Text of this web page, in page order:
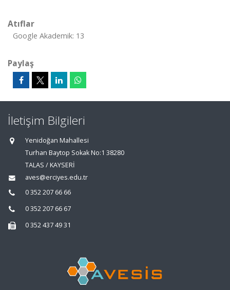
Atıflar
Google Akademik: 13
Paylaş
İletişim Bilgileri
Yenidoğan Mahallesi
Turhan Baytop Sokak No:1 38280
TALAS / KAYSERİ
aves@erciyes.edu.tr
0 352 207 66 66
0 352 207 66 67
0 352 437 49 31